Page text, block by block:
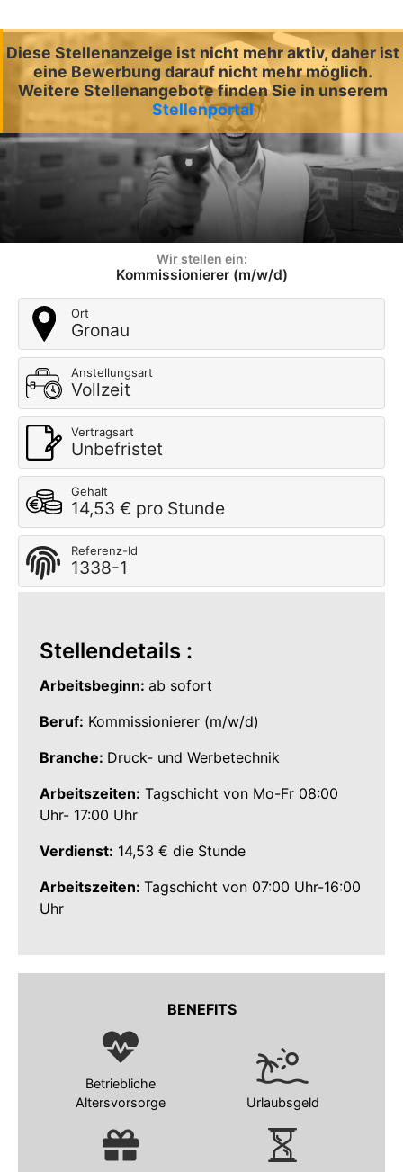
Diese Stellenanzeige ist nicht mehr aktiv, daher ist
eine Bewerbung darauf nicht mehr möglich.
Weitere Stellenangebote finden Sie in unserem
Stellenportal
Wir stellen ein:
Kommissionierer (m/w/d)
Ort
Gronau
Anstellungsart
Vollzeit
Vertragsart
Unbefristet
Gehalt
14,53 € pro Stunde
Referenz-Id
1338-1
Stellendetails :
Arbeitsbeginn: ab sofort
Beruf: Kommissionierer (m/w/d)
Branche: Druck- und Werbetechnik
Arbeitszeiten: Tagschicht von Mo-Fr 08:00
Uhr- 17:00 Uhr
Verdienst: 14,53 € die Stunde
Arbeitszeiten: Tagschicht von 07:00 Uhr-16:00
Uhr
BENEFITS
Betriebliche
Altersvorsorge
Urlaubsgeld